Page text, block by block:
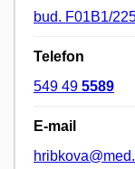
bud. F01B1/
Telefon
549 49 5589
E-mail